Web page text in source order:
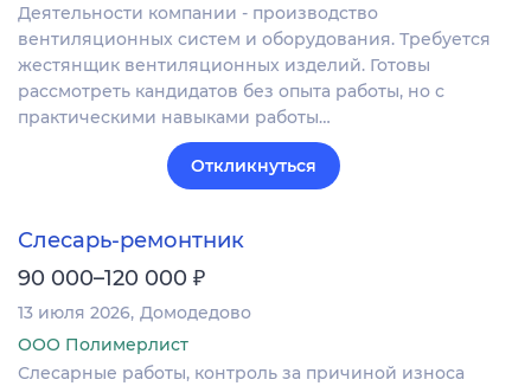
Деятельности компании - производство
вентиляционных систем и оборудования. Требуется
жестянщик вентиляционных изделий. Готовы
рассмотреть кандидатов без опыта работы, но с
практическими навыками работы…
Откликнуться
Слесарь-ремонтник
90 000–120 000 ₽
13 июля 2026 Домодедово
ООО Полимерлист
Слесарные работы, контроль за причиной износа